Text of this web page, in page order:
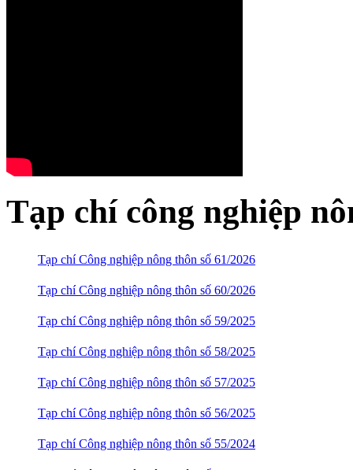
Tạp chí công nghiệp
Tạp chí Công nghiệp nông thôn số 61/2026
Tạp chí Công nghiệp nông thôn số 60/2026
Tạp chí Công nghiệp nông thôn số 59/2025
Tạp chí Công nghiệp nông thôn số 58/2025
Tạp chí Công nghiệp nông thôn số 57/2025
Tạp chí Công nghiệp nông thôn số 56/2025
Tạp chí Công nghiệp nông thôn số 55/2024